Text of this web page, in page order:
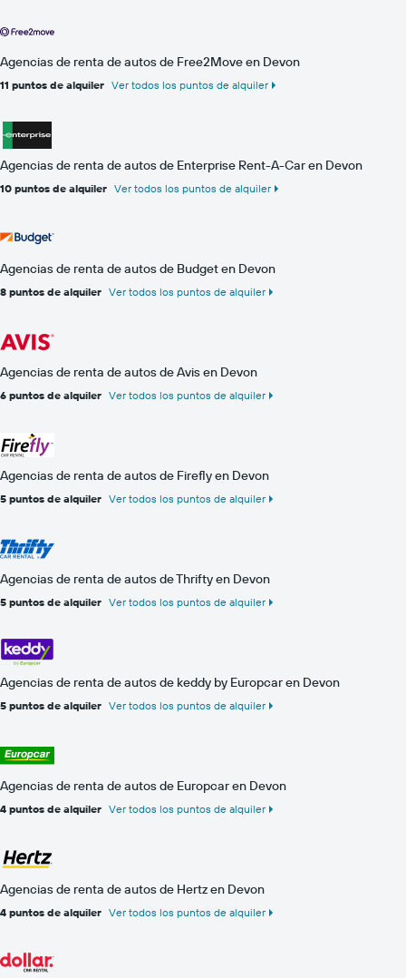
Agencias de renta de autos de Free2Move en Devon
11 puntos de alquiler Ver todos los puntos de alquiler
Agencias de renta de autos de Enterprise Rent-A-Car en Devon
10 puntos de alquiler Ver todos los puntos de alquiler
Agencias de renta de autos de Budget en Devon
8 puntos de alquiler Ver todos los puntos de alquiler
Agencias de renta de autos de Avis en Devon
6 puntos de alquiler Ver todos los puntos de alquiler
Agencias de renta de autos de Firefly en Devon
5 puntos de alquiler Ver todos los puntos de alquiler
Agencias de renta de autos de Thrifty en Devon
5 puntos de alquiler Ver todos los puntos de alquiler
Agencias de renta de autos de keddy by Europcar en Devon
5 puntos de alquiler Ver todos los puntos de alquiler
Agencias de renta de autos de Europcar en Devon
4 puntos de alquiler Ver todos los puntos de alquiler
Agencias de renta de autos de Hertz en Devon
4 puntos de alquiler Ver todos los puntos de alquiler